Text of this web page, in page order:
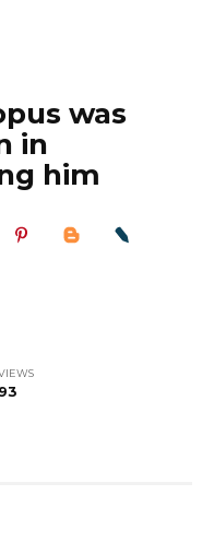
was
in
him
93